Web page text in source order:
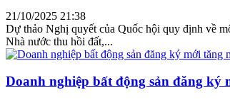
21/10/2025 21:38
Dự thảo Nghị quyết của Quốc hội quy định về
Nhà nước thu hồi đất,...
Doanh nghiệp bất động sản đăng ký